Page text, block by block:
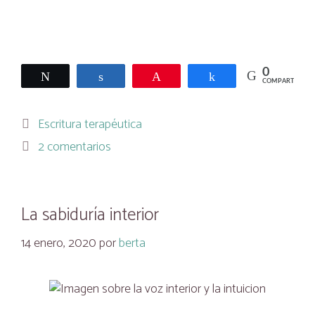
Compartir Compartir
0
COMPARTIR
Categorías
Escritura terapéutica
2 comentarios
La sabiduría interior
14 enero, 2020porberta